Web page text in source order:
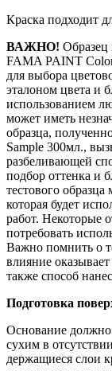
Краска подходит
ВАЖНО! Образец
FAMA PAINT Color
для выбора
эталоном цвета и
использованием
может иметь
образца,
Sample 300мл.,
разбеливающей
подбор оттенка и
тестового
которая будет
работ. Некоторые
потребовать
Важно помнить о
влияние
также способ
Подготовка
Основание
сухим в
держащиеся слои